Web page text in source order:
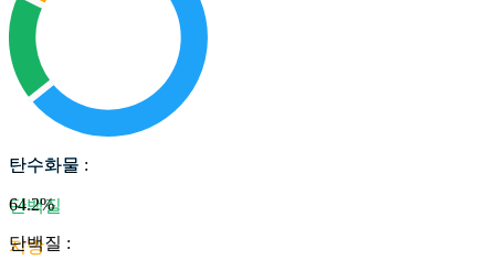
탄수화물
단백질
지방
탄수화물 :
64.2%
단백질 :